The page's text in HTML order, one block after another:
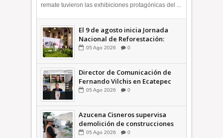
remate tuvieron las exhibiciones protagónicas del ...
El 9 de agosto inicia Jornada
Nacional de Reforestación:
presidenta Sheinbaum +Video
05 Ago 2026 0
Director de Comunicación de
Fernando Vilchis en Ecatepec
financió publicaciones en redes
Cisneros: TEEM | INFORMATIVA
05 Ago 2026 0
Azucena Cisneros supervisa
demolición de construcciones
ilegales en zona federal
05 Ago 2026 0